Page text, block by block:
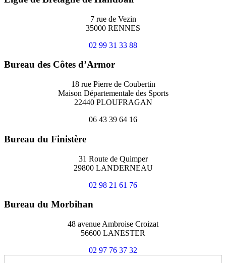
7 rue de Vezin
35000 RENNES
02 99 31 33 88
Bureau des Côtes d’Armor
18 rue Pierre de Coubertin
Maison Départementale des Sports
22440 PLOUFRAGAN
06 43 39 64 16
Bureau du Finistère
31 Route de Quimper
29800 LANDERNEAU
02 98 21 61 76
Bureau du Morbihan
48 avenue Ambroise Croizat
56600 LANESTER
02 97 76 37 32